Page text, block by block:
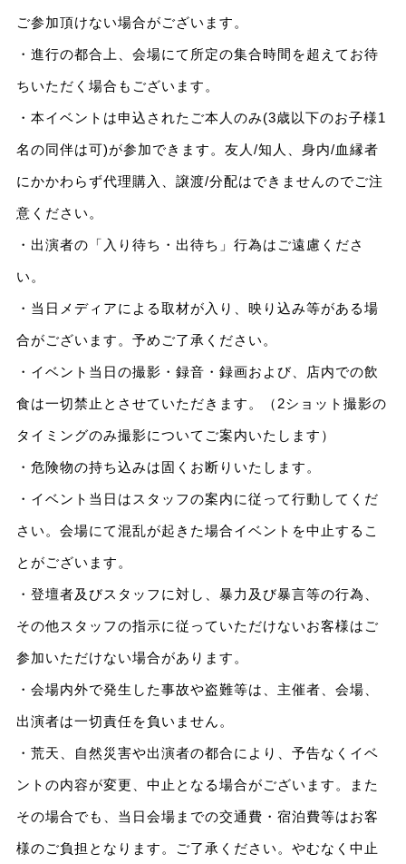
ご参加頂けない場合がございます。
・進行の都合上、会場にて所定の集合時間を超えてお待
ちいただく場合もございます。
・本イベントは申込されたご本人のみ(3歳以下のお子様1
名の同伴は可)が参加できます。友人/知人、身内/血縁者
にかかわらず代理購入、譲渡/分配はできませんのでご注
意ください。
・出演者の「入り待ち・出待ち」行為はご遠慮くださ
い。
・当日メディアによる取材が入り、映り込み等がある場
合がございます。予めご了承ください。
・イベント当日の撮影・録音・録画および、店内での飲
食は一切禁止とさせていただきます。（2ショット撮影の
タイミングのみ撮影についてご案内いたします）
・危険物の持ち込みは固くお断りいたします。
・イベント当日はスタッフの案内に従って行動してくだ
さい。会場にて混乱が起きた場合イベントを中止するこ
とがございます。
・登壇者及びスタッフに対し、暴力及び暴言等の行為、
その他スタッフの指示に従っていただけないお客様はご
参加いただけない場合があります。
・会場内外で発生した事故や盗難等は、主催者、会場、
出演者は一切責任を負いません。
・荒天、自然災害や出演者の都合により、予告なくイベ
ントの内容が変更、中止となる場合がございます。また
その場合でも、当日会場までの交通費・宿泊費等はお客
様のご負担となります。ご了承ください。やむなく中止